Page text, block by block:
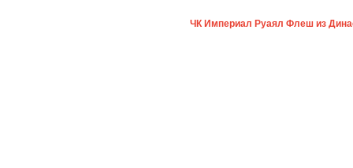
ЧК Империал Руаял Флеш из